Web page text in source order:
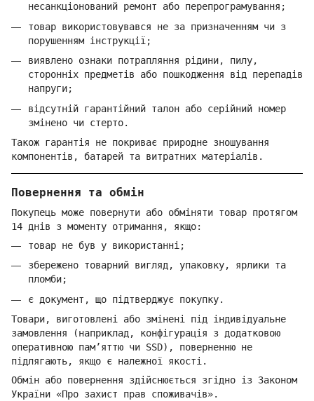
несанкціонований ремонт або перепрограмування;
товар використовувався не за призначенням чи з
порушенням інструкції;
виявлено ознаки потрапляння рідини, пилу,
сторонніх предметів або пошкодження від перепадів
напруги;
відсутній гарантійний талон або серійний номер
змінено чи стерто.
Також гарантія не покриває природне зношування
компонентів, батарей та витратних матеріалів.
Повернення та обмін
Покупець може повернути або обміняти товар протягом
14 днів з моменту отримання, якщо:
товар не був у використанні;
збережено товарний вигляд, упаковку, ярлики та
пломби;
є документ, що підтверджує покупку.
Товари, виготовлені або змінені під індивідуальне
замовлення (наприклад, конфігурація з додатковою
оперативною пам’яттю чи SSD), поверненню не
підлягають, якщо є належної якості.
Обмін або повернення здійснюється згідно із Законом
України «Про захист прав споживачів».